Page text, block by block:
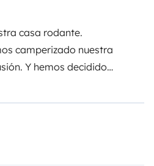
casa rodante.
camperizado nuestra
Y hemos decidido
experiencia única.
más alto de la gama,
depósito de 150 litros de